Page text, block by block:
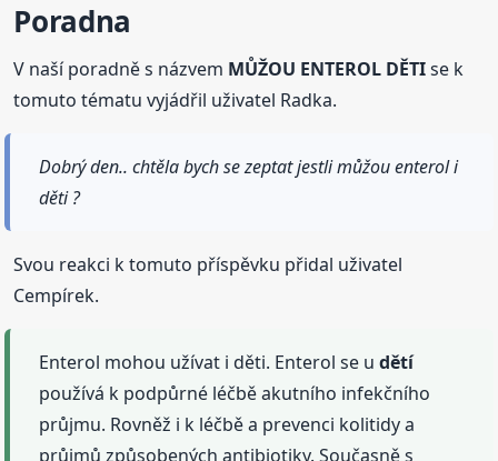
Poradna
V naší poradně s názvem MŮŽOU ENTEROL DĚTIse k
tomuto tématu vyjádřil uživatel Radka.
Dobrý den.. chtěla bych se zeptat jestli můžou enterol i
děti ?
Svou reakci k tomuto příspěvku přidal uživatel
Cempírek.
Enterol mohou užívat i děti. Enterol se udětí
používá k podpůrné léčbě akutního infekčního
průjmu. Rovněž i k léčbě a prevenci kolitidy a
průjmů způsobených antibiotiky. Současně s